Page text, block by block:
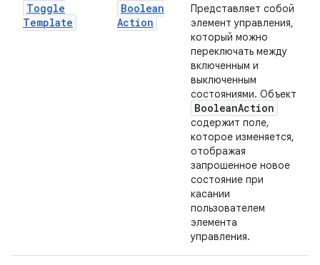
Toggle
Template
Boolean
Action
Представляет собой
элемент управления,
который можно
переключать между
включенным и
выключенным
состояниями. Объект
BooleanAction
содержит поле,
которое изменяется,
отображая
запрошенное новое
состояние при
касании
пользователем
элемента
управления.